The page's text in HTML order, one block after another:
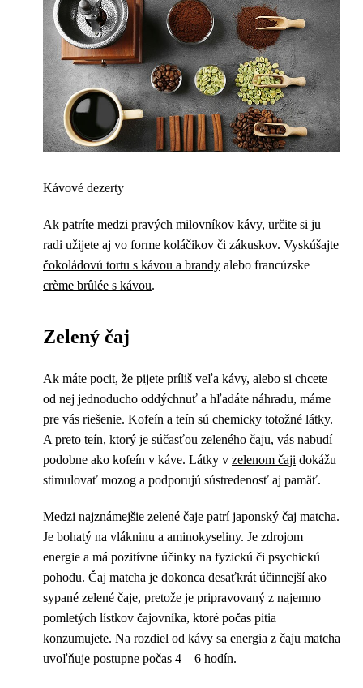
Kávové dezerty
Ak patríte medzi pravých milovníkov kávy, určite si ju
radi užijete aj vo forme koláčikov či zákuskov. Vyskúšajte
čokoládovú tortu s kávou a brandy alebo francúzske
crème brûlée s kávou.
Zelený čaj
Ak máte pocit, že pijete príliš veľa kávy, alebo si chcete
od nej jednoducho oddýchnuť a hľadáte náhradu, máme
pre vás riešenie. Kofeín a teín sú chemicky totožné látky.
A preto teín, ktorý je súčasťou zeleného čaju, vás nabudí
podobne ako kofeín v káve. Látky v zelenom čaji dokážu
stimulovať mozog a podporujú sústredenosť aj pamäť.
Medzi najznámejšie zelené čaje patrí japonský čaj matcha.
Je bohatý na vlákninu a aminokyseliny. Je zdrojom
energie a má pozitívne účinky na fyzickú či psychickú
pohodu. Čaj matcha je dokonca desaťkrát účinnejší ako
sypané zelené čaje, pretože je pripravovaný z najemno
pomletých lístkov čajovníka, ktoré počas pitia
konzumujete. Na rozdiel od kávy sa energia z čaju matcha
uvoľňuje postupne počas 4 – 6 hodín.